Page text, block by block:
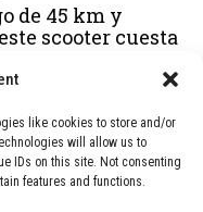
like cookies to store and/or
will allow us to
IDs on this site. Not consenting
features and functions.
de 45 km y
scooter cuesta
de Balizas V16
a Partir de